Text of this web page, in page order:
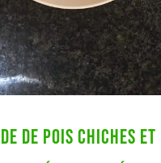
de pois chiches et